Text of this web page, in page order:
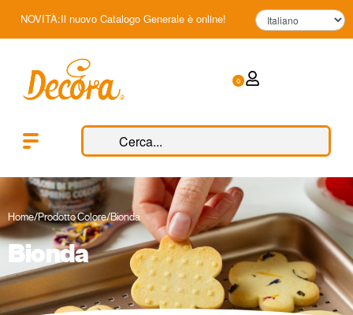
NOVITÀ:Il nuovo Catalogo Generale è online!
0
Home/Prodotto Colore/Bionda
Bionda